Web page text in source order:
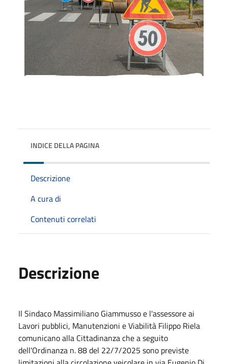
INDICE DELLA PAGINA
Descrizione
A cura di
Contenuti correlati
Descrizione
Il Sindaco Massimiliano Giammusso e l'assessore ai
Lavori pubblici, Manutenzioni e Viabilità Filippo Riela
comunicano alla Cittadinanza che a seguito
dell'Ordinanza n. 88 del 22/7/2025 sono previste